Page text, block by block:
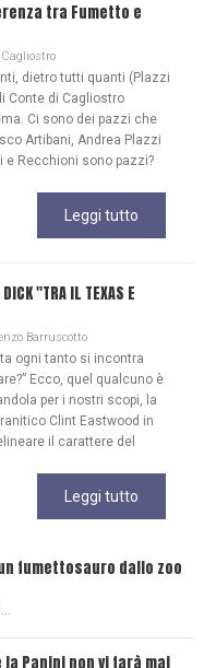
tra Fumetto e
dietro tutti quanti (Plazzi
Conte di Cagliostro
Ci sono dei pazzi che
Artibani, Andrea Plazzi
e Recchioni sono pazzi?
Leggi tutto
DICK "TRA IL TEXAS E
Barruscotto
ogni tanto si incontra
Ecco, quel qualcuno è
per i nostri scopi, la
Clint Eastwood in
il carattere del
Leggi tutto
fumettosauro dallo zoo
Panini non vi farà mai